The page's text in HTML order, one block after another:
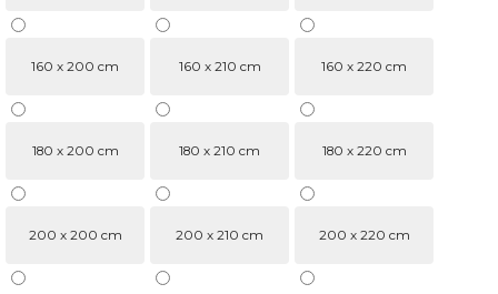
160 x 200 cm 160 x 210 cm 160 x 220 cm
180 x 200 cm 180 x 210 cm 180 x 220 cm
200 x 200 cm 200 x 210 cm 200 x 220 cm